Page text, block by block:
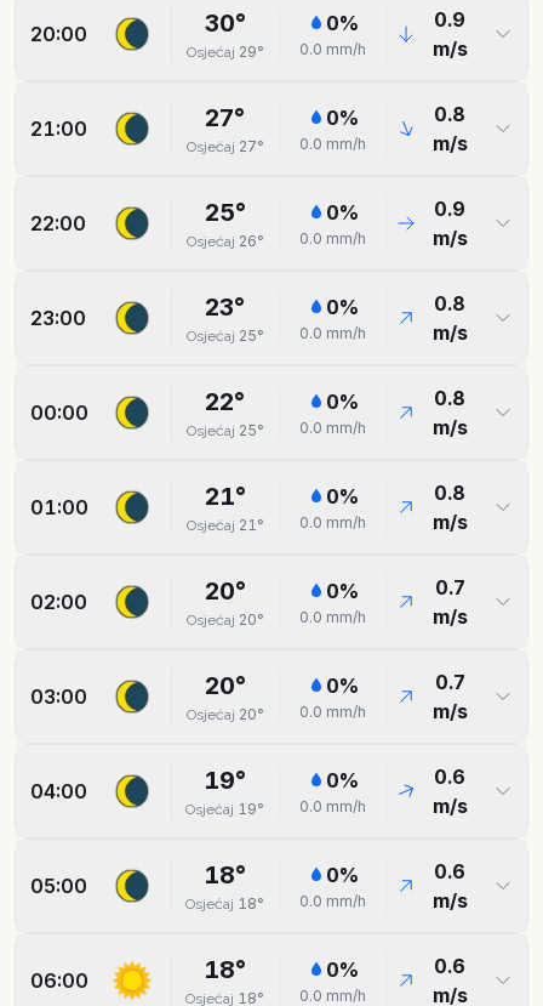
20:00 30°
Osjećaj 29°
0%
0.0 mm/h
0.9
m/s
21:00 27°
Osjećaj 27°
0%
0.0 mm/h
0.8
m/s
22:00 25°
Osjećaj 26°
0%
0.0 mm/h
0.9
m/s
23:00 23°
Osjećaj 25°
0%
0.0 mm/h
0.8
m/s
00:00 22°
Osjećaj 25°
0%
0.0 mm/h
0.8
m/s
01:00 21°
Osjećaj 21°
0%
0.0 mm/h
0.8
m/s
02:00 20°
Osjećaj 20°
0%
0.0 mm/h
0.7
m/s
03:00 20°
Osjećaj 20°
0%
0.0 mm/h
0.7
m/s
04:00 19°
Osjećaj 19°
0%
0.0 mm/h
0.6
m/s
05:00 18°
Osjećaj 18°
0%
0.0 mm/h
0.6
m/s
06:00 18°
Osjećaj 18°
0%
0.0 mm/h
0.6
m/s